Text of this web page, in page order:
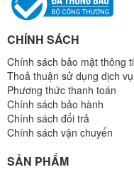
CHÍNH SÁCH
Chính sách bảo mật thông
Thoả thuận sử dụng dịch vụ
Phương thức thanh toán
Chính sách bảo hành
Chính sách đổi trả
Chính sách vận chuyển
SẢN PHẨM